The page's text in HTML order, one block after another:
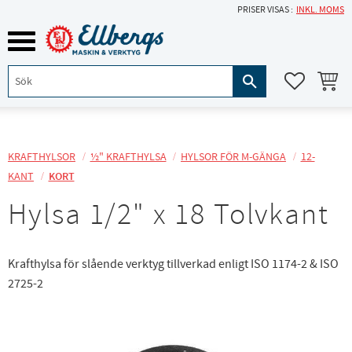
Meny
PRISER VISAS INKL. MOMS
KRAFTHYLSOR ½" KRAFTHYLSA HYLSOR FÖR M-GÄNGA
12-
KANT
KORT
Hylsa 1/2" x 18 Tolvkant
Krafthylsa för slående verktyg tillverkad enligt ISO 1174-2 & ISO
2725-2